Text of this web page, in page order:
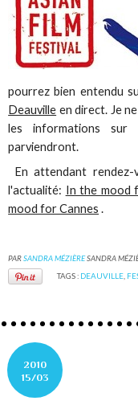
pourrez bien entendu
Deauville en direct. Je
les informations sur
parviendront.
En attendant
l'actualité: In the mood
mood for Cannes .
PARSANDRA MÉZIÈRESANDRA
TAGS : DEAUVILLE
2010
15/03